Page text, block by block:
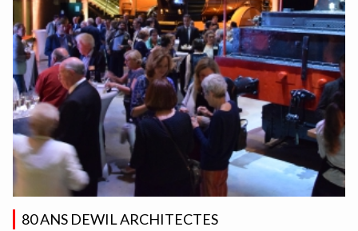
80 ANS DEWIL ARCHITECTES